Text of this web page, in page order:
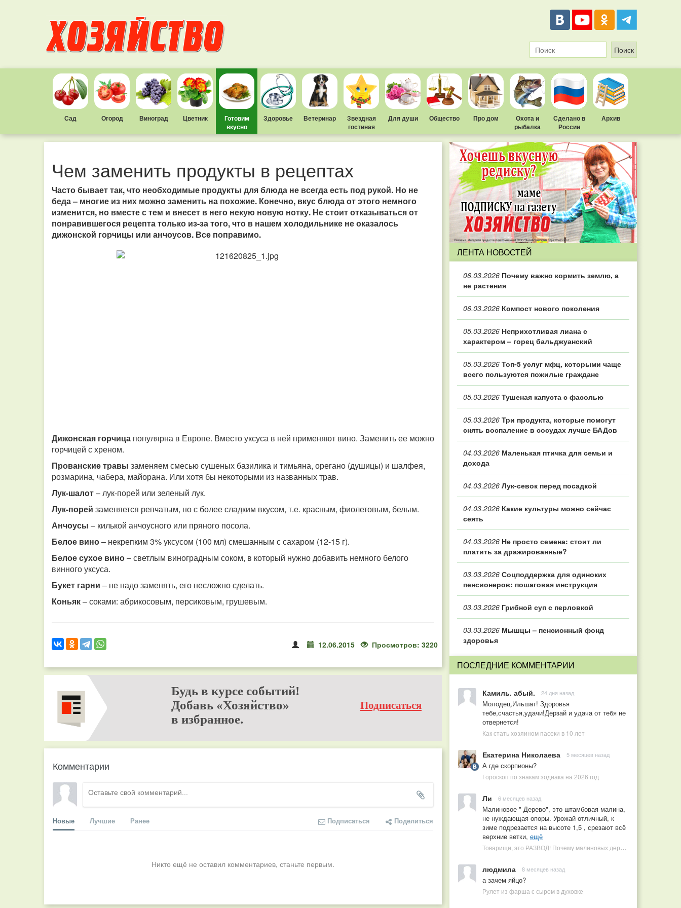
Сад Огород Виноград Цветник
Готовим
вкусно
Здоровье Ветеринар
Звездная
гостиная
Для души Общество Про дом
Охота и
рыбалка
Сделано в
России
Архив
Чем заменить продукты в рецептах
Часто бывает так, что необходимые продукты для блюда не всегда есть под рукой. Но не
беда – многие из них можно заменить на похожие. Конечно, вкус блюда от этого немного
изменится, но вместе с тем и внесет в него некую новую нотку. Не стоит отказываться от
понравившегося рецепта только из-за того, что в нашем холодильнике не оказалось
дижонской горчицы или анчоусов. Все поправимо.
Дижонская горчица популярна в Европе. Вместо уксуса в ней применяют вино. Заменить ее можно
горчицей с хреном.
Прованские травы заменяем смесью сушеных базилика и тимьяна, орегано (душицы) и шалфея,
розмарина, чабера, майорана. Или хотя бы некоторыми из названных трав.
Лук-шалот– лук-порей или зеленый лук.
Лук-порей заменяется репчатым, но с более сладким вкусом, т.е. красным, фиолетовым, белым.
Анчоусы – килькой анчоусного или пряного посола.
Белое вино– некрепким 3% уксусом (100 мл) смешанным с сахаром (12-15 г).
Белое сухое вино– светлым виноградным соком, в который нужно добавить немного белого
винного уксуса.
Букет гарни – не надо заменять, его несложно сделать.
Коньяк– соками: абрикосовым, персиковым, грушевым.
12.06.2015 Просмотров: 3220
Будь в курсе событий!
Добавь «Хозяйство»
в избранное.
Подписаться
Комментарии
Новые Лучшие Ранее Подписаться Поделиться
Никто ещё не оставил комментариев, станьте первым.
ЛЕНТА НОВОСТЕЙ
06.03.2026 Почему важно кормить землю, а
не растения
06.03.2026 Компост нового поколения
05.03.2026 Неприхотливая лиана с
характером – горец бальджуанский
05.03.2026 Топ‑5 услуг мфц, которыми чаще
всего пользуются пожилые граждане
05.03.2026 Тушеная капуста с фасолью
05.03.2026 Три продукта, которые помогут
снять воспаление в сосудах лучше БАДов
04.03.2026 Маленькая птичка для семьи и
дохода
04.03.2026 Лук-севок перед посадкой
04.03.2026 Какие культуры можно сейчас
сеять
04.03.2026 Не просто семена: стоит ли
платить за дражированные?
03.03.2026 Соцподдержка для одиноких
пенсионеров: пошаговая инструкция
03.03.2026 Грибной суп с перловкой
03.03.2026 Мышцы – пенсионный фонд
здоровья
ПОСЛЕДНИЕ КОММЕНТАРИИ
Камиль. абый. 24 дня назад
Молодец,Ильшат! Здоровья
тебе,счастья,удачи!Дерзай и удача от тебя не
отвернется!
Как стать хозяином пасеки в 10 лет
Екатерина Николаева 5 месяцев назад
А где скорпионы?
Гороскоп по знакам зодиака на 2026 год
Ли 6 месяцев назад
Малиновое " Дерево", это штамбовая малина,
не нуждающая опоры. Урожай отличный, к
зиме подрезается на высоте 1,5 , срезают всё
верхние ветки, ещё
Товарищи, это РАЗВОД! Почему малиновых деревьев не бывает, или Как ушлые продавцы наживаются на мечтах садоводов
людмила 8 месяцев назад
а зачем яйцо?
Рулет из фарша с сыром в духовке